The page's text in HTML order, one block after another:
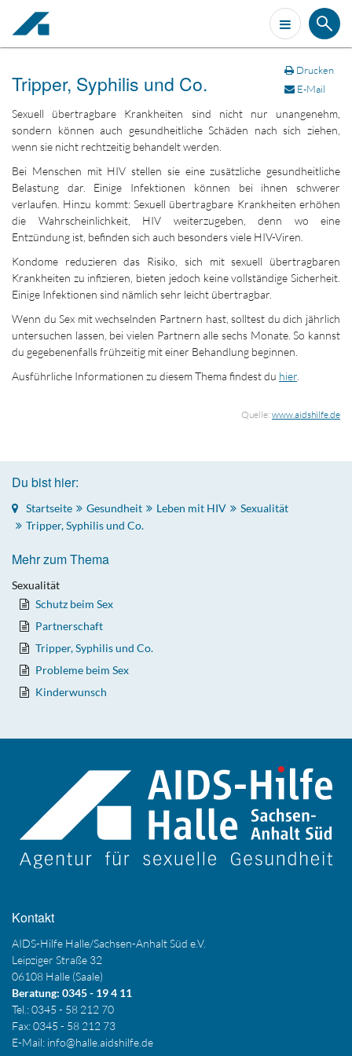
Tripper, Syphilis und Co.
Drucken
E-Mail
Sexuell übertragbare Krankheiten sind nicht nur unangenehm,
sondern können auch gesundheitliche Schäden nach sich ziehen,
wenn sie nicht rechtzeitig behandelt werden.
Bei Menschen mit HIV stellen sie eine zusätzliche gesundheitliche
Belastung dar. Einige Infektionen können bei ihnen schwerer
verlaufen. Hinzu kommt: Sexuell übertragbare Krankheiten erhöhen
die Wahrscheinlichkeit, HIV weiterzugeben, denn wo eine
Entzündung ist, befinden sich auch besonders viele HIV-Viren.
Kondome reduzieren das Risiko, sich mit sexuell übertragbaren
Krankheiten zu infizieren, bieten jedoch keine vollständige Sicherheit.
Einige Infektionen sind nämlich sehr leicht übertragbar.
Wenn du Sex mit wechselnden Partnern hast, solltest du dich jährlich
untersuchen lassen, bei vielen Partnern alle sechs Monate. So kannst
du gegebenenfalls frühzeitig mit einer Behandlung beginnen.
Ausführliche Informationen zu diesem Thema findest du hier
Quelle: www.aidshilfe.de
Du bist hier:
Startseite Gesundheit Leben mit HIV
Sexualität
Tripper, Syphilis und Co.
Mehr zum Thema
Sexualität
Schutz beim Sex
Partnerschaft
Tripper, Syphilis und Co.
Probleme beim Sex
Kinderwunsch
Kontakt
AIDS-Hilfe Halle/Sachsen-Anhalt Süd e.V.
Leipziger Straße 32
06108 Halle (Saale)
Beratung: 0345 - 19 4 11
Tel.: 0345 - 58 212 70
Fax: 0345 - 58 212 73
E-Mail: info@halle.aidshilfe.de